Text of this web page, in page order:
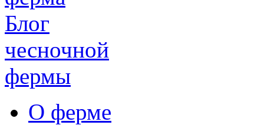
Блог
чесночной
фермы
О ферме